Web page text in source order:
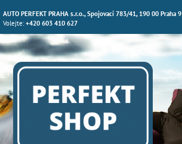
AUTO PERFEKT PRAHA s.r.o., Spojovací 783/41, 190 00 Praha 9
Volejte:+420 603 410 627